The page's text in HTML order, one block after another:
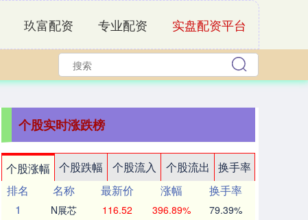
玖富配资 专业配资 实盘配资平台
个股实时涨跌榜
个股涨幅 个股跌幅 个股流入 个股流出
换手率
排名
名称 最新价 涨幅
换手率
1
N展芯 116.52 396.89% 79.39%